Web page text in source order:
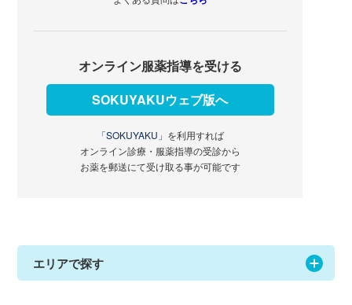
オンライン服薬指導を受ける
SOKUYAKUウェブ版へ
「SOKUYAKU」 を利用すれば
オンライン診療・服薬指導の受診から
お薬を郵送にて受け取る事が可能です
エリアで探す